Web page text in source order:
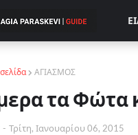
ΑΓΙΑΣΜΟΣ
τα Φώτα
- Τρίτη, Ιανουαρίου 06, 2015